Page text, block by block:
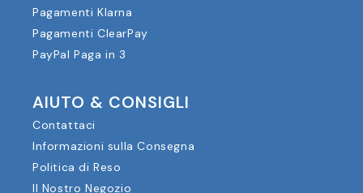
Pagamenti Klarna
Pagamenti ClearPay
PayPal Paga in 3
AIUTO & CONSIGLI
Contattaci
Informazioni sulla Consegna
Politica di Reso
Il Nostro Negozio